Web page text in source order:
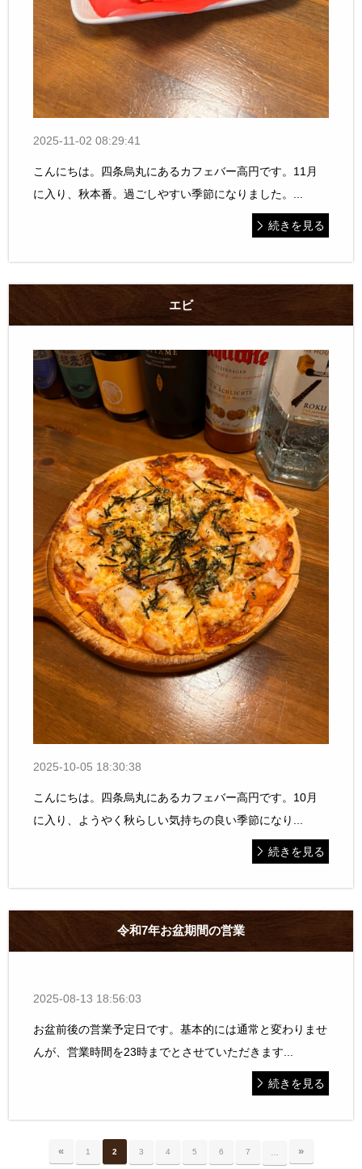
2025-11-02 08:29:41
こんにちは。四条烏丸にあるカフェバー高円です。11月
に入り、秋本番。過ごしやすい季節になりました。...
続きを見る
エビ
2025-10-05 18:30:38
こんにちは。四条烏丸にあるカフェバー高円です。10月
に入り、ようやく秋らしい気持ちの良い季節になり...
続きを見る
令和7年お盆期間の営業
2025-08-13 18:56:03
お盆前後の営業予定日です。基本的には通常と変わりませ
んが、営業時間を23時までとさせていただきます...
続きを見る
« 1 2 3 4 5 6 7 »